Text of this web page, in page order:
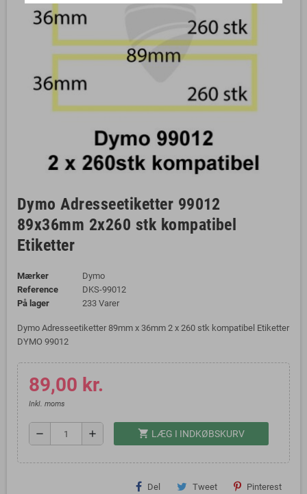
Dymo Adresseetiketter 99012
89x36mm 2x260 stk kompatibel
Etiketter
Mærker
Dymo
Reference
DKS-99012
På lager
233 Varer
Dymo Adresseetiketter 89mm x 36mm 2 x 260 stk kompatibel Etiketter
DYMO 99012
89,00 kr.
Inkl. moms
remove add shopping_cart LÆG I INDKØBSKURV
Del Tweet Pinterest